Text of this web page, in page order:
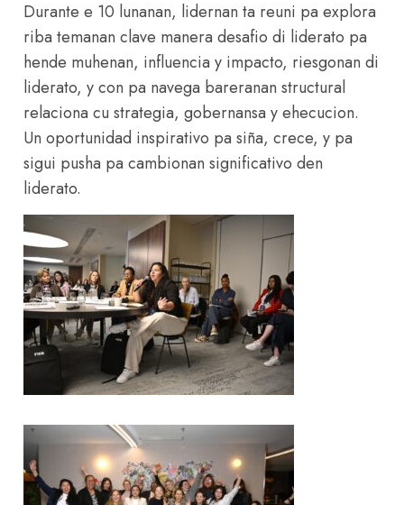
Durante e 10 lunanan, lidernan ta reuni pa explora
riba temanan clave manera desafio di liderato pa
hende muhenan, influencia y impacto, riesgonan di
liderato, y con pa navega bareranan structural
relaciona cu strategia, gobernansa y ehecucion.
Un oportunidad inspirativo pa siña, crece, y pa
sigui pusha pa cambionan significativo den
liderato.